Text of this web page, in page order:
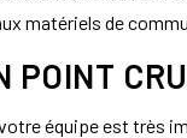
matériels de
POINT
équipe est très